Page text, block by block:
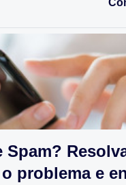
Spam?
problema e